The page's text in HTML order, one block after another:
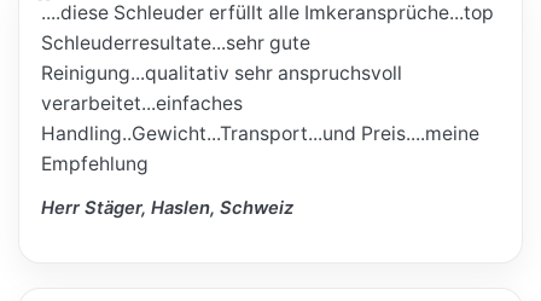
....diese Schleuder erfüllt alle Imkeransprüche...top
Schleuderresultate...sehr gute
Reinigung...qualitativ sehr anspruchsvoll
verarbeitet...einfaches
Handling..Gewicht...Transport...und Preis....meine
Empfehlung
Herr Stäger, Haslen, Schweiz